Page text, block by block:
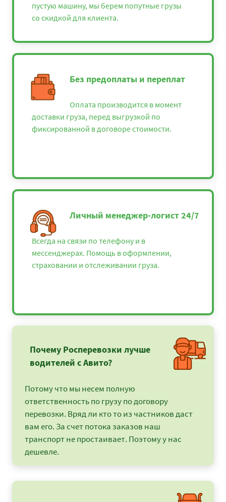
пустую машину, мы берем попутные грузы
со скидкой для клиента.
Без предоплаты и переплат
Оплата производится в момент
доставки груза, перед выгрузкой по
фиксированной в договоре стоимости.
Личный менеджер-логист 24/7
Всегда на связи по телефону и в
мессенджерах. Помощь в оформлении,
страховании и отслеживании груза.
Почему Росперевозки лучше
водителей с Авито?
Потому что мы несем полную
ответственность по грузу по договору
перевозки. Вряд ли кто то из частников даст
вам его. За счет потока заказов наш
транспорт не простаивает. Поэтому у нас
дешевле.